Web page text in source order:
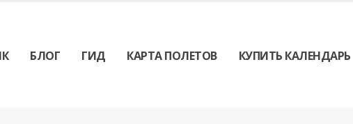
БЛОГ ГИД КАРТА ПОЛЕТОВ КУПИТЬ КАЛЕНДАРЬ